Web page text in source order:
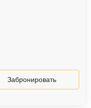
Забронировать